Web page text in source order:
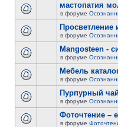
мастопатия
в форуме
Просветление
в форуме
Mangosteen -
в форуме
Мебель
в форуме
Пурпурный
в форуме
Фоточтение –
в форуме